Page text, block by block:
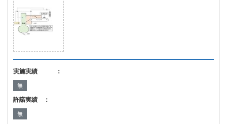
実施実績 ：
無
許諾実績 ：
無